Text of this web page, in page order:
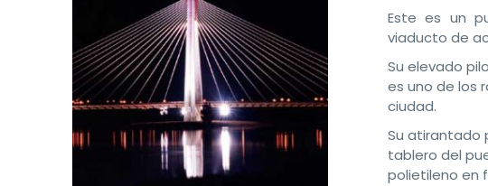
Este es un
viaducto de
Su elevado
es uno de los
ciudad.
Su atirantado
tablero del
polietileno en